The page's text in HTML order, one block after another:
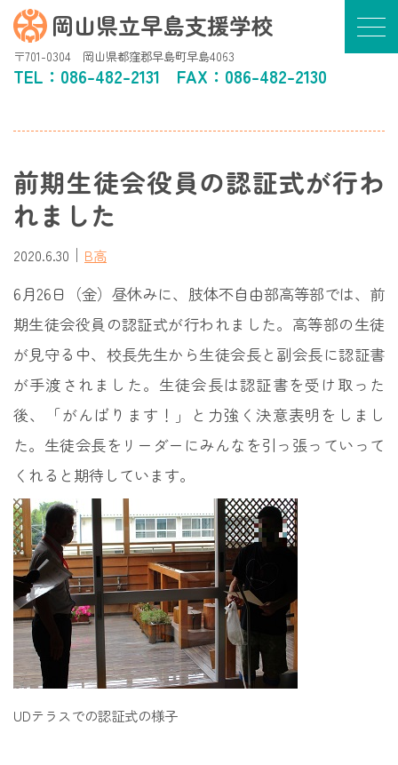
岡山県立早島支援学校
〒701-0304 岡山県都窪郡早島町早島4063
TEL： 086-482-2131 FAX：086-482-2130
前期生徒会役員の認証式が行わ
れました
2020.6.30 ｜ B高
6月26日（金）昼休みに、肢体不自由部高等部では、前
期生徒会役員の認証式が行われました。高等部の生徒
が見守る中、校長先生から生徒会長と副会長に認証書
が手渡されました。生徒会長は認証書を受け取った
後、「がんばります！」と力強く決意表明をしまし
た。生徒会長をリーダーにみんなを引っ張っていって
くれると期待しています。
UDテラスでの認証式の様子